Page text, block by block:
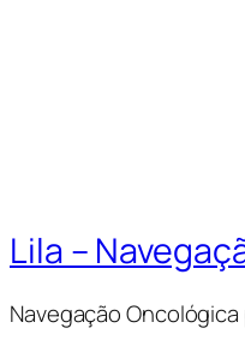
Lila –
Navegação